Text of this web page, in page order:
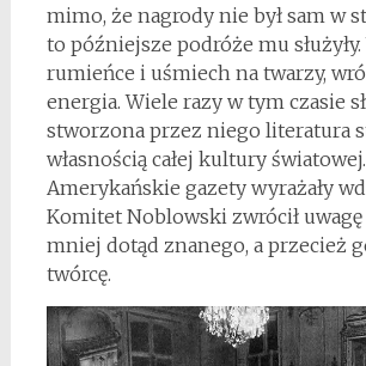
mimo, że nagrody nie był sam w
to późniejsze podróże mu służyły.
rumieńce i uśmiech na twarzy,
energia. Wiele razy w tym czasie
stworzona przez niego literatura
własnością całej kultury światowej.
Amerykańskie gazety wyrażały
Komitet Noblowski zwrócił uwagę
mniej dotąd znanego, a przecież
twórcę.